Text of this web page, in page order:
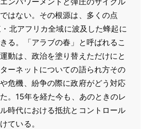
はない。その根源は、多くの点
北アフリカ全域に波及した蜂起に
る。「アラブの春」と呼ばれるこ
動は、政治を塗り替えただけにと
ーネットについての語られ方その
危機、紛争の際に政府がどう対応
。15年を経た今も、あのときのレ
時代における抵抗とコントロール
ている。